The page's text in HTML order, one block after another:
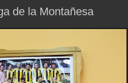
de la Montañesa